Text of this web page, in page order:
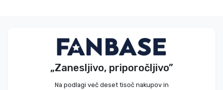
„Zanesljivo, priporočljivo”
Na podlagi več deset tisoč nakupov in